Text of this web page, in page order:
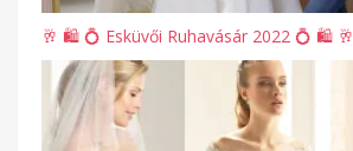
🥂 🛍 💍 Esküvői Ruhavásár 2022 💍 🛍 🥂